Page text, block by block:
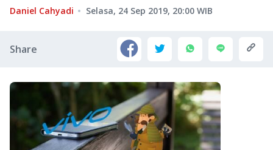
Daniel Cahyadi Selasa, 24 Sep 2019, 20:00 WIB
Share